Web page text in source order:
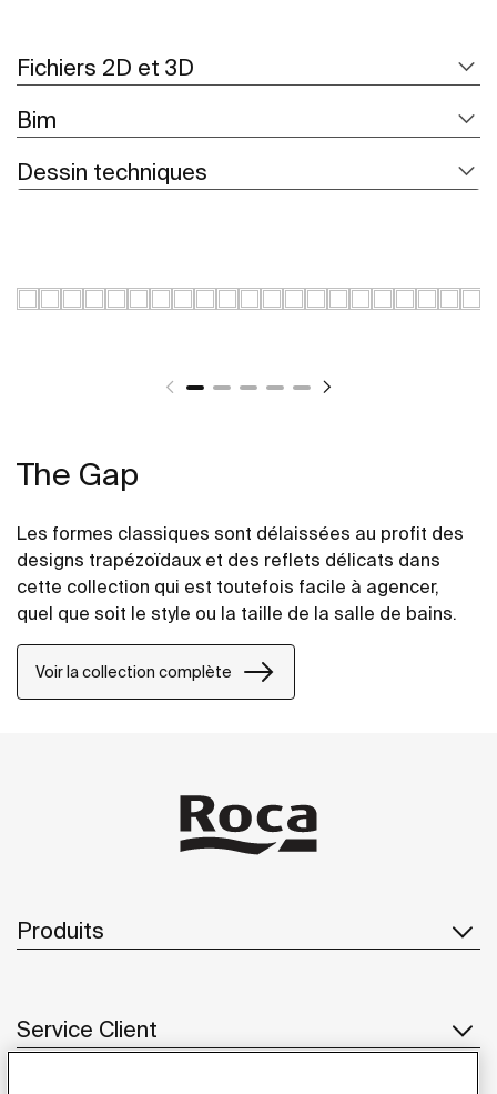
Fichiers 2D et 3D
Bim
Dessin techniques
The Gap
Les formes classiques sont délaissées au profit des
designs trapézoïdaux et des reflets délicats dans
cette collection qui est toutefois facile à agencer,
quel que soit le style ou la taille de la salle de bains.
Voir la collection complète
Produits
Service Client